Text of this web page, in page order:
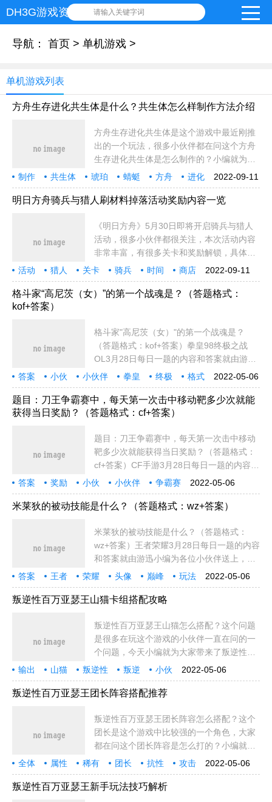
DH3G游戏资讯网 请输入关键字词
导航： 首页 > 单机游戏 >
单机游戏列表
方舟生存进化共生体是什么？共生体怎么样制作方法介绍
方舟生存进化共生体是这个游戏中最近刚推
出的一个玩法，很多小伙伴都在问这个方舟
生存进化共生体是怎么制作的？小编就为大
家带来了共生体制作方法介绍！方舟生存进
化共生体制作攻略共生体需要去琥珀商店，
充值购买方
2022-09-11
制作 共生体 琥珀 蜻蜓 方舟
进化
印痕
商店 方法 小伙 小伙伴 平台
技能
概率
水泥 脚蹼 青蛙 制作方法 上限
明日方舟骑兵与猎人刷材料掉落活动奖励内容一览
《明日方舟》5月30日即将开启骑兵与猎人
活动，很多小伙伴都很关注，本次活动内容
非常丰富，有很多关卡和奖励解锁，具体是
怎样的呢？下面就为大家带来5月30日骑兵
与猎人活动内容一览，感兴趣的玩家不要错
过。5
2022-09-11
活动 猎人 关卡 骑兵 时间
商店
家具
干员 部分 内容 活动内容 任务
标准
潮汐
玩家 奖励 开放 金币 格拉 格拉尼
格斗家“高尼茨（女）”的第一个战魂是？（答题格式：
kof+答案）
格斗家"高尼茨（女）"的第一个战魂是？
（答题格式：kof+答案）拳皇98终极之战
OL3月28日每日一题的内容和答案就由游迅
小编为各位小伙伴送上，还没有领取奖励的
小伙伴赶快去微信输入答案领奖吧！相关链
接
2022-05-06
答案 小伙 小伙伴 拳皇 终极
格式
尼茨
内容 大全 就是 更多 链接
奖励
帮助
推荐 更新 输入
题目：刀王争霸赛中，每天第一次击中移动靶多少次就能
获得当日奖励？（答题格式：cf+答案）
题目：刀王争霸赛中，每天第一次击中移动
靶多少次就能获得当日奖励？（答题格式：
cf+答案）CF手游3月28日每日一题的内容和
答案就由游迅小编为各位小伙伴送上，还没
有领取奖励的小伙伴赶快去微信输入答案领
奖
2022-05-06
答案 奖励 小伙 小伙伴
争霸赛
刀王
格式 移动靶 第一次 题目 争霸
移动
内容
大全 就是 更多 链接 帮助
推荐
输入
米莱狄的被动技能是什么？（答题格式：wz+答案）
米莱狄的被动技能是什么？（答题格式：
wz+答案）王者荣耀3月28日每日一题的内容
和答案就由游迅小编为各位小伙伴送上，还
没有领取奖励的小伙伴赶快去微信输入答案
领奖吧！相关链接推荐：王者荣耀微信每日
一题答
2022-05-06
答案 王者 荣耀 头像 巅峰
玩法
英雄
技能 契约 小伙 小伙伴 格式
米莱
内容
时间 皮肤 规则 奖励
叛逆性百万亚瑟王山猫卡组搭配攻略
叛逆性百万亚瑟王山猫怎么搭配？这个问题
是很多在玩这个游戏的小伙伴一直在问的一
个问题，今天小编就为大家带来了叛逆性百
万亚瑟王山猫卡组搭配攻略，希望对小伙伴
有所帮助！叛逆性百万亚瑟王山猫卡组搭配
攻略首先这
2022-05-06
输出 山猫 叛逆性 叛逆
小伙
小伙伴
攻略 单体 技能 问题 帮助
明显
内容
就是 效果 更多 模版
篇文章
叛逆性百万亚瑟王团长阵容搭配推荐
叛逆性百万亚瑟王团长阵容怎么搭配？这个
团长是这个游戏中比较强的一个角色，大家
都在问这个团长阵容是怎么打的？小编就为
大家带来了叛逆性百万亚瑟王团长阵容搭配
推荐！叛逆性百万亚瑟王团长卡组搭配攻略
常驻卡(文
2022-05-06
全体 属性 稀有 团长 抗性
攻击
领导力
免疫 输出 就是 效果 叛逆性
阵容
王团
叛逆 恐惧 混乱 对策
叛逆性百万亚瑟王新手玩法技巧解析